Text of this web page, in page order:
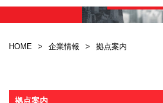
HOME 企業情報 拠点案内
拠点案内